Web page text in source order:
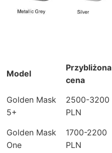
Model
Przybliżona
cena
Golden Mask
5+
2500-3200
PLN
Golden Mask
One
1700-2200
PLN